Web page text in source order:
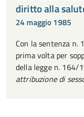
diritto alla
24 maggio 1985
Con la sentenza
prima volta per
della legge n. 164/
attribuzione di